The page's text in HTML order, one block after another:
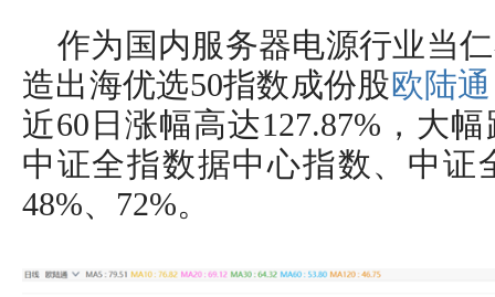
作为国内服务器电源行业当
造出海优选50指数成份股欧陆通
近60日涨幅高达127.87%，大
中证全指数据中心指数、中证
48%、72%。